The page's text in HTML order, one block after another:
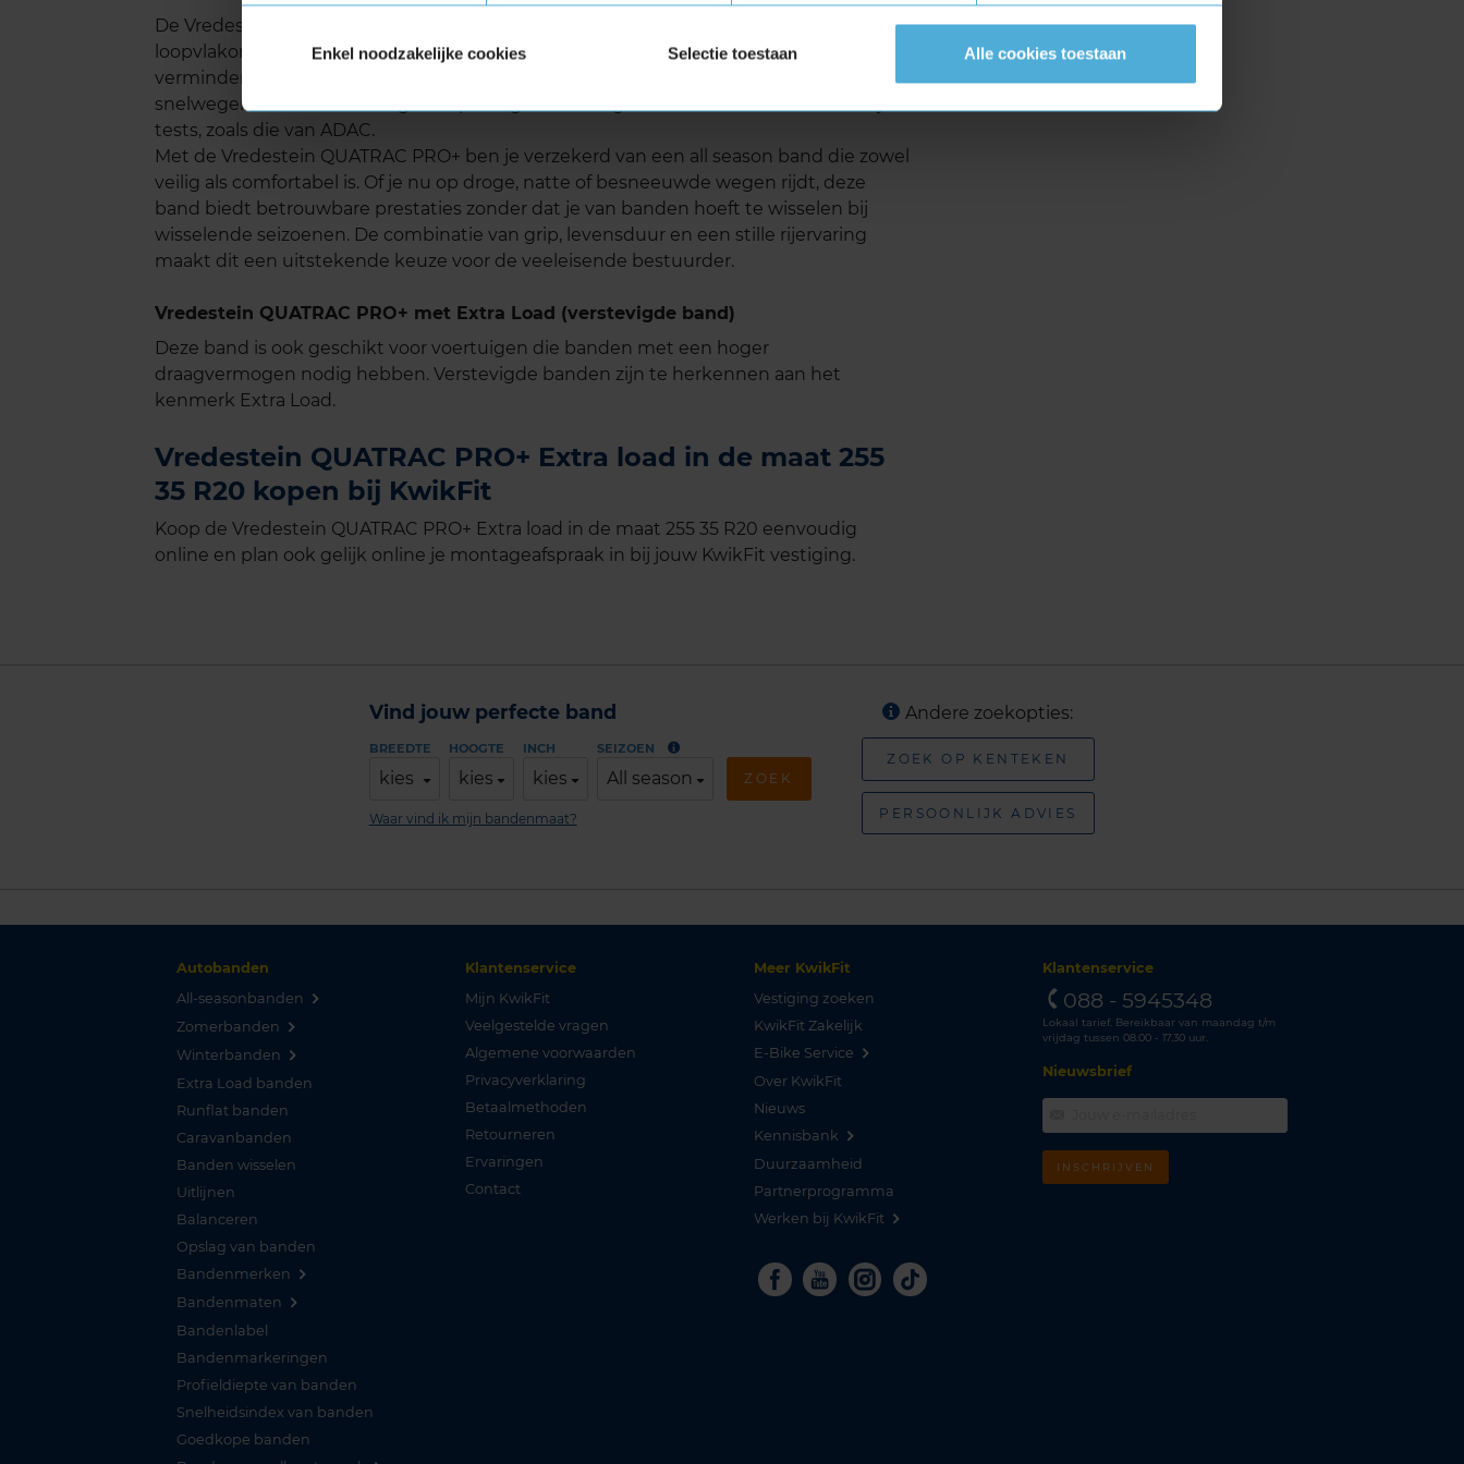
Enkel noodzakelijke cookies Selectie toestaan Alle cookies toestaan
De Vredestein QUATRAC PRO+ zorgt voor een stille rijervaring. Dankzij het innovatieve
loopvlakontwerp wordt het wegcontact geoptimaliseerd om het afrolgeluid te
verminderen. Dit draagt bij aan een aangename en comfortabele rit, zelfs op
snelwegen. De band scoort goed op het gebied van geluidsreductie in onafhankelijke
tests, zoals die van ADAC.
Met de Vredestein QUATRAC PRO+ ben je verzekerd van een all season band die zowel
veilig als comfortabel is. Of je nu op droge, natte of besneeuwde wegen rijdt, deze
band biedt betrouwbare prestaties zonder dat je van banden hoeft te wisselen bij
wisselende seizoenen. De combinatie van grip, levensduur en een stille rijervaring
maakt dit een uitstekende keuze voor de veeleisende bestuurder.
Vredestein QUATRAC PRO+ met Extra Load (verstevigde band)
Deze band is ook geschikt voor voertuigen die banden met een hoger
draagvermogen nodig hebben. Verstevigde banden zijn te herkennen aan het
kenmerk Extra Load.
Vredestein QUATRAC PRO+ Extra load in de maat 255
35 R20 kopen bij KwikFit
Koop de Vredestein QUATRAC PRO+ Extra load in de maat 255 35 R20 eenvoudig
online en plan ook gelijk online je montageafspraak in bij jouw KwikFit vestiging.
Vind jouw perfecte band
BREEDTE
kies
HOOGTE
kies
INCH
kies
SEIZOEN
All season ZOEK
Waar vind ik mijn bandenmaat?
Andere zoekopties:
ZOEK OP KENTEKEN
PERSOONLIJK ADVIES
Autobanden
All-seasonbanden
Zomerbanden
Winterbanden
Extra Load banden
Runflat banden
Caravanbanden
Banden wisselen
Uitlijnen
Balanceren
Opslag van banden
Bandenmerken
Bandenmaten
Bandenlabel
Bandenmarkeringen
Profieldiepte van banden
Snelheidsindex van banden
Goedkope banden
Klantenservice
Mijn KwikFit
Veelgestelde vragen
Algemene voorwaarden
Privacyverklaring
Betaalmethoden
Retourneren
Ervaringen
Contact
Meer KwikFit
Vestiging zoeken
KwikFit Zakelijk
E-Bike Service
Over KwikFit
Nieuws
Kennisbank
Duurzaamheid
Partnerprogramma
Werken bij KwikFit
Facebook
YoutubeInstagram
Tiktok
Klantenservice
088 - 5945348
Lokaal tarief. Bereikbaar van maandag t/m
vrijdag tussen 08.00 - 17.30 uur.
Nieuwsbrief
INSCHRIJVEN